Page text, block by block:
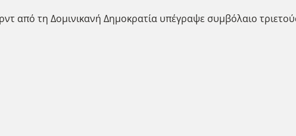
από τη Δομινικανή Δημοκρατία υπέγραψε συμβόλαιο